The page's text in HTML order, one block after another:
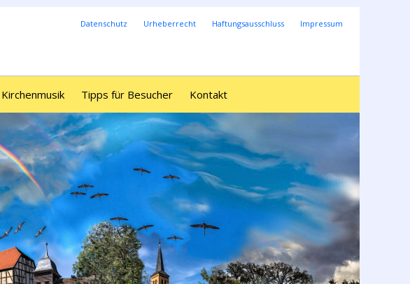
Datenschutz Urheberrecht Haftungsausschluss Impressum
Kirchenmusik Tipps für Besucher Kontakt